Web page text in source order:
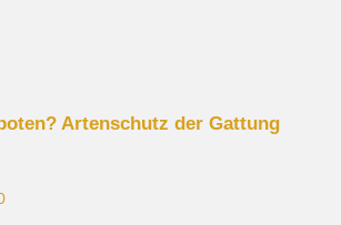
Artenschutz der Gattung